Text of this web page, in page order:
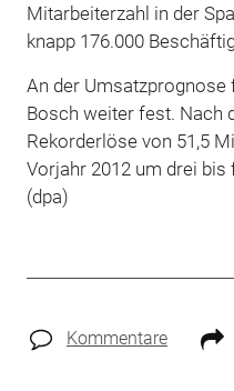
Mitarbeiterzahl in der
knapp 176.000
An der Umsatzprognose
Bosch weiter fest. Nach
Rekorderlöse von 51,5
Vorjahr 2012 um drei
(dpa)
Kommentare